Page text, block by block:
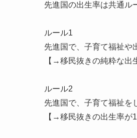
先進国の出生率は共通ル
ルール1
先進国で、子育て福祉や
【→移民抜きの純粋な出
ルール2
先進国で、子育て福祉を
【→移民抜きの出生率が